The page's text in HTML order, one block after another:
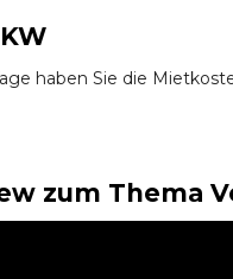
haben Sie die
zum Thema